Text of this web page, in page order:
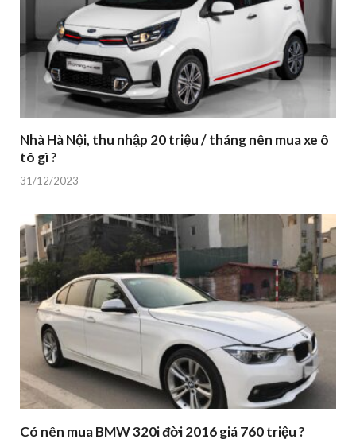
Nhà Hà Nội, thu nhập 20 triệu / tháng nên mua xe ô
tô gì ?
31/12/2023
Có nên mua BMW 320i đời 2016 giá 760 triệu ?